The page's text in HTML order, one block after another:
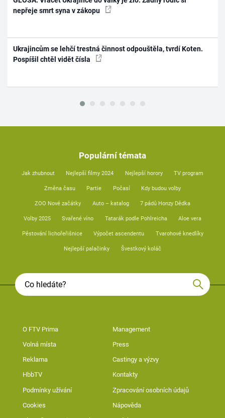
nepřeje smrt syna v zákopu
Ukrajincům se lehčí trestná činnost odpouštěla, tvrdí Koten.
Pospíšil chtěl vidět čísla
Populární témata
Jak zhubnout Nejlepší filmy 2024 Nejlepší horory TV program
Změna času Partie Počasí Kdy budou volby
ZOO Nové začátky Auto – katalog 7 pádů Honzy Dědka
Volby 2025 Svařené víno Tatarák podle Pohlreicha Aloe vera
Pěstování lichořeřišnice Výpočet ascendentu Tvarohové knedlíky
Nejlepší palačinky Švestkový koláč
O FTV Prima Management
Volná místa Press
Reklama Castingy a výzvy
HbbTV Kontakty
Podmínky užívání Zpracování osobních údajů
Cookies Nápověda